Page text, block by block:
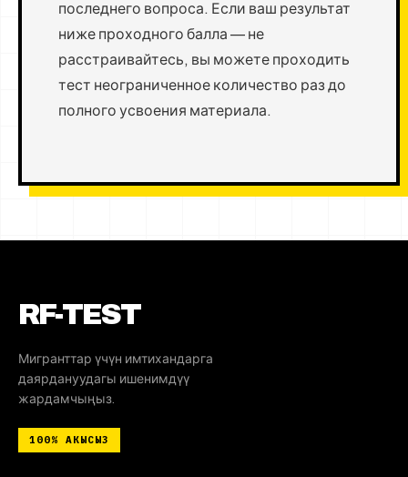
последнего вопроса. Если ваш результат
ниже проходного балла — не
расстраивайтесь, вы можете проходить
тест неограниченное количество раз до
полного усвоения материала.
RF-TEST
Мигранттар үчүн имтихандарга
даярдануудагы ишенимдүү
жардамчыңыз.
100% АКЫСЫЗ